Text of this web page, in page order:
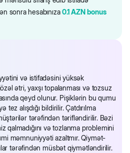
sonra hesabınıza0.1 AZN bonus
və istifadəsini yüksək
ətri, yaxşı topalanması və tozsuz
qeyd olunur. Pişiklərin bu qumu
alışdığı bildirilir. Çatdırılma
tərəfindən tərifləndirilir. Bəzi
qalmadığını və tozlanma problemini
məmnuniyyəti azaltmır. Qiymət-
tərəfindən müsbət qiymətləndirilir.